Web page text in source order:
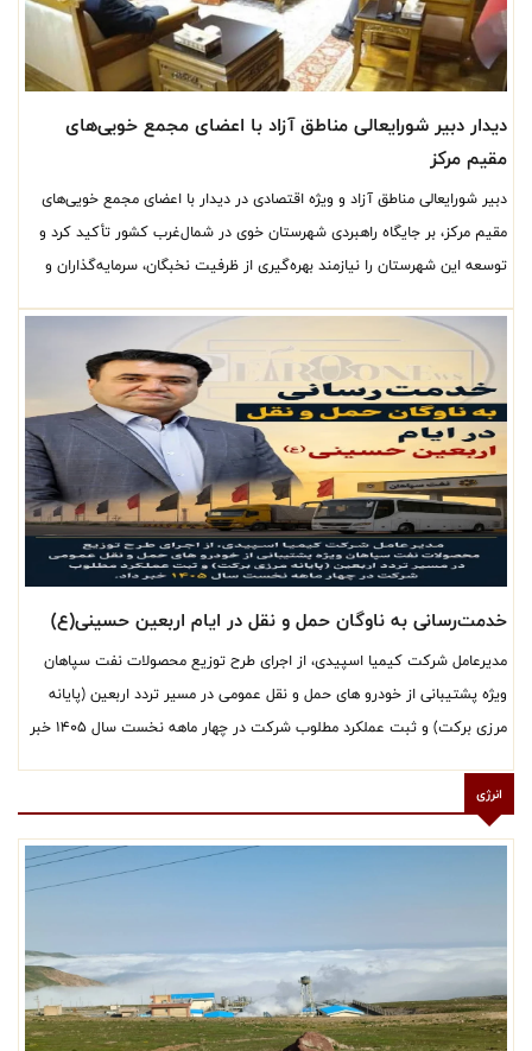
دیدار دبیر شورایعالی مناطق آزاد با اعضای مجمع خویی‌های
مقیم مرکز
دبیر شورایعالی مناطق آزاد و ویژه اقتصادی در دیدار با اعضای مجمع خویی‌های
مقیم مرکز، بر جایگاه راهبردی شهرستان خوی در شمال‌غرب کشور تأکید کرد و
توسعه این شهرستان را نیازمند بهره‌گیری از ظرفیت نخبگان، سرمایه‌گذاران و
خدمت‌رسانی به ناوگان حمل و نقل در ایام اربعین حسینی(ع)
مدیرعامل شرکت کیمیا اسپیدی، از اجراى طرح توزیع محصولات نفت سپاهان
ویژه پشتیبانی از خودرو های حمل و نقل عمومی در مسیر تردد اربعین (پایانه
مرزی برکت) و ثبت عملکرد مطلوب شرکت در چهار ماهه نخست سال ۱۴۰۵ خبر
انرژی